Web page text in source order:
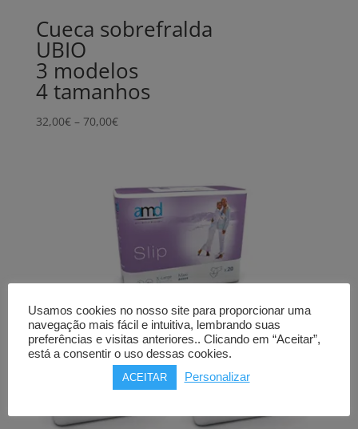
Cueca sobrefralda
UBIO
3 modelos
4 tamanhos
32,00€ – 70,00€Price
70,00€
Usamos cookies no nosso site para proporcionar uma
navegação mais fácil e intuitiva, lembrando suas
preferências e visitas anteriores.. Clicando em “Aceitar”,
está a consentir o uso dessas cookies.
ACEITAR Personalizar